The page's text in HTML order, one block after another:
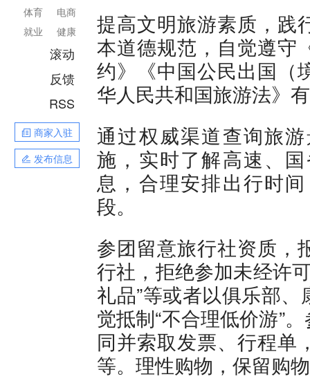
电商
健康
体育
就业
滚动
反馈
RSS
商家入驻
发布信息
提高文明旅游素质，践
本道德规范，自觉遵守
约》《中国公民出国（
华人民共和国旅游法》
通过权威渠道查询旅
施，实时了解高速、
息，合理安排出行时
段。
参团留意旅行社资质，
行社，拒绝参加未经许
礼品”等或者以俱乐部
觉抵制“不合理低价游”
同并索取发票、行程单
等。理性购物，保留购